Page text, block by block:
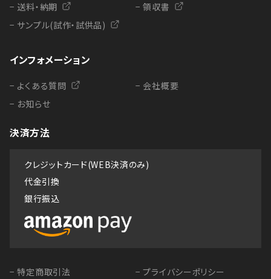
− 送料・納期
− サンプル(試作・試供品)
− 領収書
インフォメーション
− よくある質問
− お知らせ
− 会社概要
決済方法
クレジットカード(WEB決済のみ)
代金引換
銀行振込
− 特定商取引法 − プライバシーポリシー